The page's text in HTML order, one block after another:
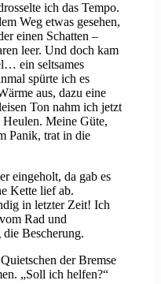
ich das Tempo.
Weg etwas gesehen,
einen Schatten –
leer. Und doch kam
ein seltsames
spürte ich es
aus, dazu eine
Ton nahm ich jetzt
Meine Güte,
Panik, trat in die
eingeholt, da gab es
Kette lief ab.
in letzter Zeit! Ich
Rad und
die Bescherung.
der Bremse
„Soll ich helfen?“